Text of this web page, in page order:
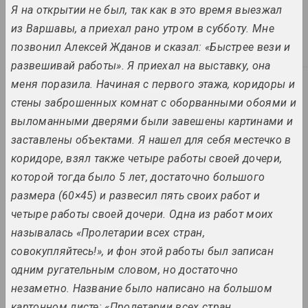
Was gibt Dir Kunst?
2024. solo show
2023
209 Days of Gray: Death of
the Physical, Immortality
of the Spiritual
2023. solo show, overseas event
ART FESTIVAL 2023
2023. festival headquarters
Sergey Shabohin
Atlas of Tectonic
2023. solo show, overseas event
Я на открытии не был, так как в это время выезжал
из Варшавы, а приехал рано утром в субботу. Мне
позвонил Алексей Жданов и сказал: «Быстрее вези и
развешивай работы». Я приехал на выставку, она
меня поразила. Начиная с первого этажа, коридоры и
стены заброшенных комнат с оборванными обоями и
выломанными дверями были завешены картинами и
заставлены объектами. Я нашел для себя местечко в
коридоре, взял также четыре работы своей дочери,
которой тогда было 5 лет, достаточно большого
размера (60×45) и развесил пять своих работ и
четыре работы своей дочери. Одна из работ моих
называлась «Пролетарии всех стран,
совокупляйтесь!», и фон этой работы был записан
одним ругательным словом, но достаточно
незаметно. Название было написано на большом